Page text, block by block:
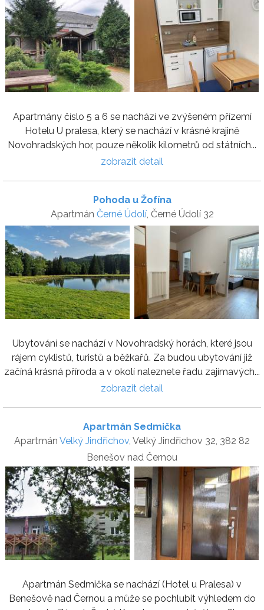
Apartmány číslo 5 a 6 se nachází ve zvýšeném přízemí
Hotelu U pralesa, který se nachází v krásné krajině
Novohradských hor, pouze několik kilometrů od státních...
zobrazit detail
Pohoda u Žofína
Apartmán Černé Údolí, Černé Údolí 32
Ubytování se nachází v Novohradský horách, které jsou
rájem cyklistů, turistů a běžkařů. Za budou ubytování již
začíná krásná příroda a v okolí naleznete řadu zajímavých...
zobrazit detail
Apartmán Sedmička
Apartmán Velký Jindřichov, Velký Jindřichov 32, 382 82
Benešov nad Černou
Apartmán Sedmička se nachází (Hotel u Pralesa) v
Benešově nad Černou a může se pochlubit výhledem do